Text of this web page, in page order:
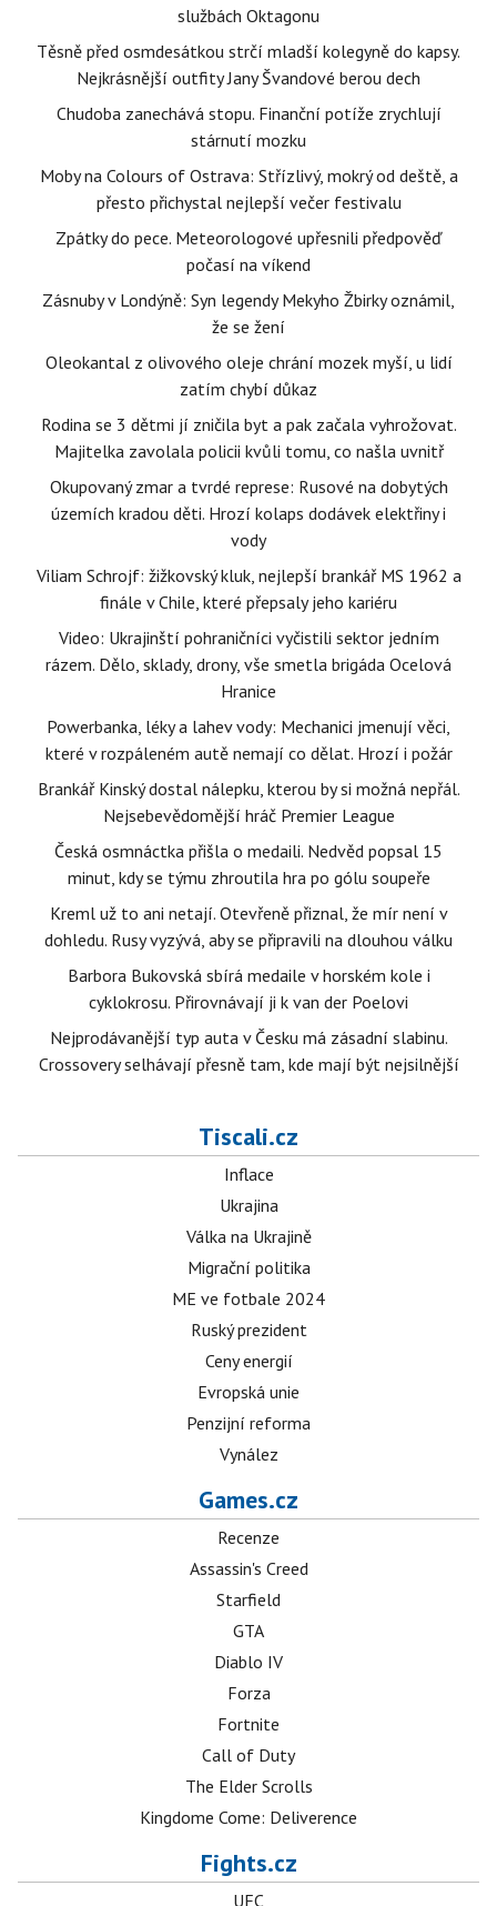
službách Oktagonu
Těsně před osmdesátkou strčí mladší kolegyně do kapsy.
Nejkrásnější outfity Jany Švandové berou dech
Chudoba zanechává stopu. Finanční potíže zrychlují
stárnutí mozku
Moby na Colours of Ostrava: Střízlivý, mokrý od deště, a
přesto přichystal nejlepší večer festivalu
Zpátky do pece. Meteorologové upřesnili předpověď
počasí na víkend
Zásnuby v Londýně: Syn legendy Mekyho Žbirky oznámil,
že se žení
Oleokantal z olivového oleje chrání mozek myší, u lidí
zatím chybí důkaz
Rodina se 3 dětmi jí zničila byt a pak začala vyhrožovat.
Majitelka zavolala policii kvůli tomu, co našla uvnitř
Okupovaný zmar a tvrdé represe: Rusové na dobytých
územích kradou děti. Hrozí kolaps dodávek elektřiny i
vody
Viliam Schrojf: žižkovský kluk, nejlepší brankář MS 1962 a
finále v Chile, které přepsaly jeho kariéru
Video: Ukrajinští pohraničníci vyčistili sektor jedním
rázem. Dělo, sklady, drony, vše smetla brigáda Ocelová
Hranice
Powerbanka, léky a lahev vody: Mechanici jmenují věci,
které v rozpáleném autě nemají co dělat. Hrozí i požár
Brankář Kinský dostal nálepku, kterou by si možná nepřál.
Nejsebevědomější hráč Premier League
Česká osmnáctka přišla o medaili. Nedvěd popsal 15
minut, kdy se týmu zhroutila hra po gólu soupeře
Kreml už to ani netají. Otevřeně přiznal, že mír není v
dohledu. Rusy vyzývá, aby se připravili na dlouhou válku
Barbora Bukovská sbírá medaile v horském kole i
cyklokrosu. Přirovnávají ji k van der Poelovi
Nejprodávanější typ auta v Česku má zásadní slabinu.
Crossovery selhávají přesně tam, kde mají být nejsilnější
Tiscali.cz
Inflace
Ukrajina
Válka na Ukrajině
Migrační politika
ME ve fotbale 2024
Ruský prezident
Ceny energií
Evropská unie
Penzijní reforma
Vynález
Games.cz
Recenze
Assassin's Creed
Starfield
GTA
Diablo IV
Forza
Fortnite
Call of Duty
The Elder Scrolls
Kingdome Come: Deliverence
Fights.cz
UFC